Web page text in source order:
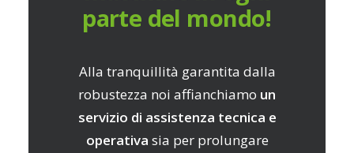
parte del mondo!
Alla tranquillità garantita dalla
robustezza noi affianchiamo un
servizio di assistenza tecnica e
operativa sia per prolungare